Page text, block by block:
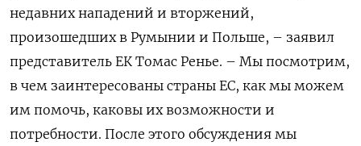
недавних нападений и вторжений,
произошедших в Румынии и Польше, – заявил
представитель ЕК Томас Ренье. – Мы посмотрим,
в чем заинтересованы страны ЕС, как мы можем
им помочь, каковы их возможности и
потребности. После этого обсуждения мы